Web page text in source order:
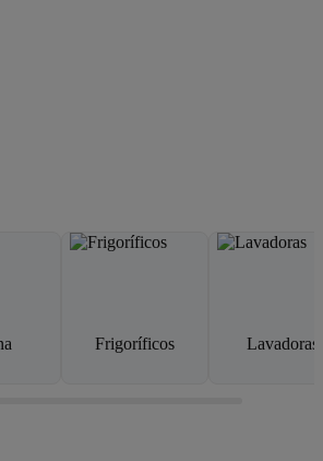
Frigoríficos Lavadoras